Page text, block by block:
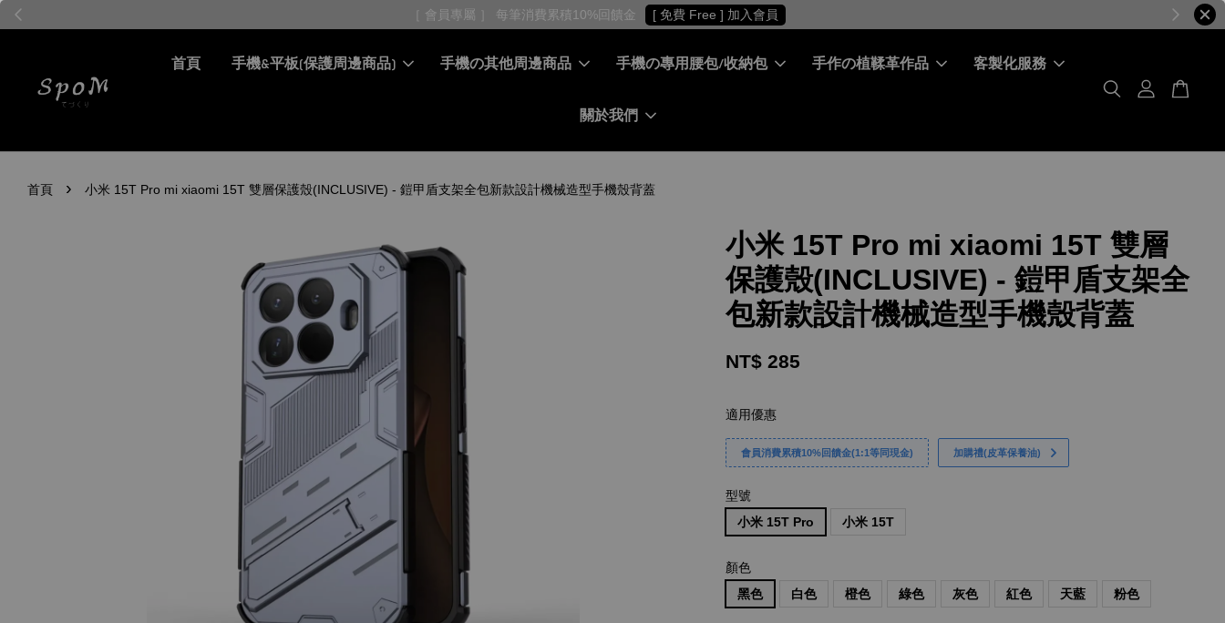
［ 會員專屬 ］ 每筆消費累積10%回饋金 [ 免費 Free ] 加入會員
首頁 手機&平板(保護周邊商品) 手機の其他周邊商品 手機の專用腰包/收納包 手作の植鞣革作品 客製化服務
關於我們
首頁 › 小米 15T Pro mi xiaomi 15T 雙層保護殼(INCLUSIVE) - 鎧甲盾支架全包新款設計機械造型手機殼背蓋
小米 15T Pro mi xiaomi 15T 雙層
保護殼(INCLUSIVE) - 鎧甲盾支架全
包新款設計機械造型手機殼背蓋
NT$ 285
適用優惠
會員消費累積10%回饋金(1:1等同現金) 加購禮(皮革保養油)
型號
小米 15T Pro
小米 15T
顏色
黑色
白色 橙色 綠色 灰色 紅色 天藍 粉色